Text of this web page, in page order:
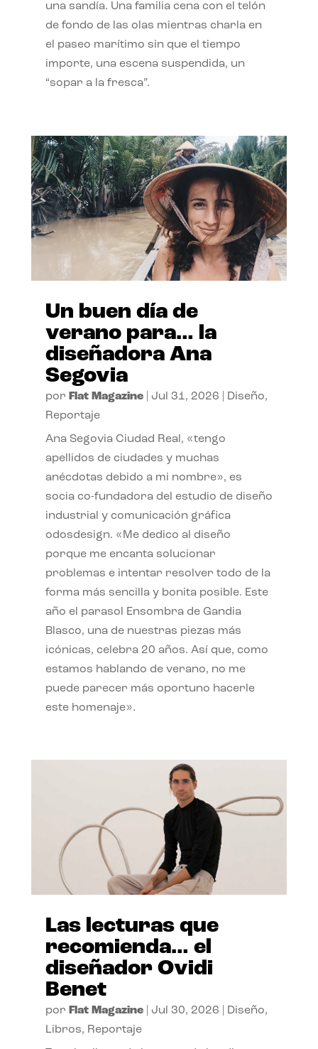
una sandía. Una familia cena con el telón
de fondo de las olas mientras charla en
el paseo marítimo sin que el tiempo
importe, una escena suspendida, un
“sopar a la fresca”.
Un buen día de
verano para… la
diseñadora Ana
Segovia
por Flat Magazine| Jul 31, 2026 Diseño,
Reportaje
Ana Segovia Ciudad Real, «tengo
apellidos de ciudades y muchas
anécdotas debido a mi nombre», es
socia co-fundadora del estudio de diseño
industrial y comunicación gráfica
odosdesign. «Me dedico al diseño
porque me encanta solucionar
problemas e intentar resolver todo de la
forma más sencilla y bonita posible. Este
año el parasol Ensombra de Gandia
Blasco, una de nuestras piezas más
icónicas, celebra 20 años. Así que, como
estamos hablando de verano, no me
puede parecer más oportuno hacerle
este homenaje».
Las lecturas que
recomienda… el
diseñador Ovidi
Benet
por Flat Magazine| Jul 30, 2026 Diseño,
Libros, Reportaje